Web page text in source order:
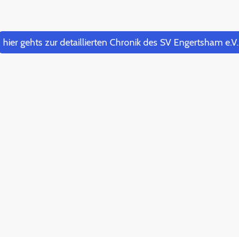
hier gehts zur detaillierten Chronik des SV Engertsham e.V.